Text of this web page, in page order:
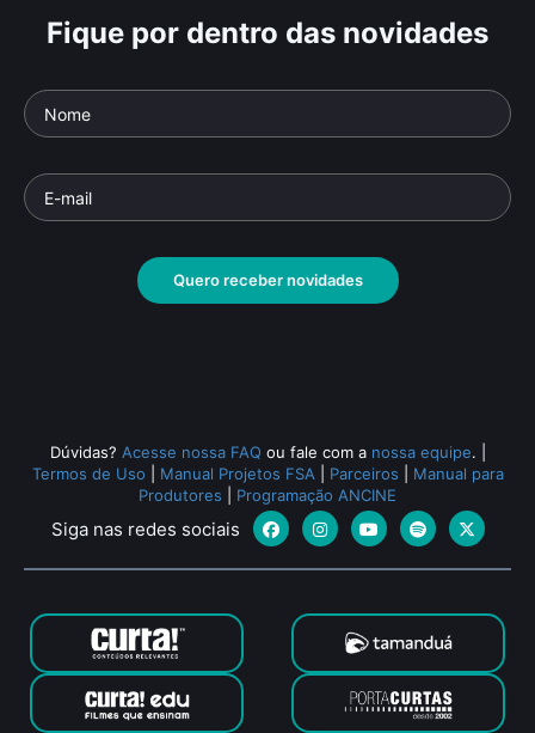
Fique por dentro das novidades
Quero receber novidades
Dúvidas? Acesse nossa FAQ ou fale com a nossa equipe.
Termos de Uso
Manual Projetos FSA Parceiros
Manual para
Produtores
Programação ANCINE
Siga nas redes sociais